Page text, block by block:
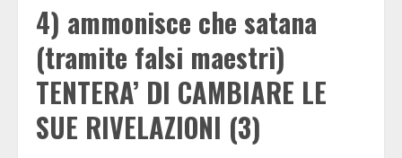
4) ammonisce che satana
(tramite falsi maestri)
TENTERA’ DI CAMBIARE LE
SUE RIVELAZIONI (3)